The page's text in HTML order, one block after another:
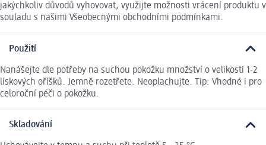
jakýchkoliv důvodů vyhovovat, využijte možnosti vrácení produktu v
souladu s našimi Všeobecnými obchodními podmínkami.
Použití
Nanášejte dle potřeby na suchou pokožku množství o velikosti 1-2
lískových oříšků. Jemně rozetřete. Neoplachujte. Tip: Vhodné i pro
celoroční péči o pokožku.
Skladování